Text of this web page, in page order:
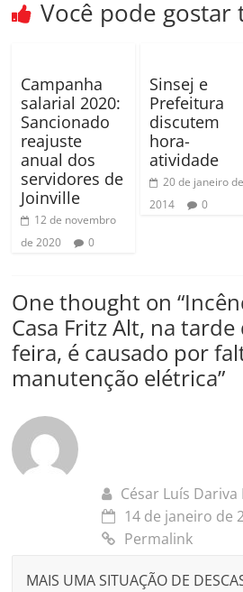
Você pode gostar
Campanha
salarial 2020:
Sancionado
reajuste
anual dos
servidores de
Joinville
12 de novembro
de 2020
0
Sinsej e
Prefeitura
discutem
hora-
atividade
20 de janeiro de
2014
0
One thought on “
Casa Fritz Alt, na
feira, é causado por
manutenção elétrica”
César Luís
14 de janeiro de
Permalink
MAIS UMA SITUAÇÃO DE